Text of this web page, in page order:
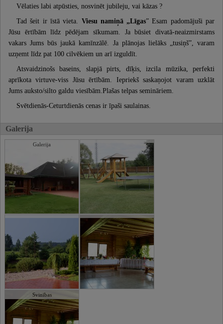
Vēlaties labi atpūsties, nosvinēt jubileju, vai kāzas ?
Tad šeit ir īstā vieta. Viesu namiņā „Līgas” Esam padomājuši par
Jūsu ērtībām līdz pēdējam sīkumam. Ja būsiet divatā-neaizmirstams
vakars Jums būs jaukā kamīnzālē. Ja plānojas lielāks „tusiņš”, varam
uzņemt līdz pat 100 cilvēkiem un arī izguldīt.
Atsvaidzinošs baseins, slapjā pirts, dīķis, izcila mūzika, perfekti
aprīkota virtuve-viss Jūsu ērtībām. Iepriekš saskaņojot varam uzklāt
Jums auksto/silto galdu viesībām.Plašas telpas semināriem.
Svētdienās-Ceturtdienās cenas ir īpaši saulainas.
Galerija
Galerija
Svinības